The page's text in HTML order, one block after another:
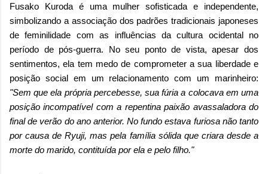
Fusako Kuroda é uma mulher sofisticada e independente,
simbolizando a associação dos padrões tradicionais japoneses
de feminilidade com as influências da cultura ocidental no
período de pós-guerra. No seu ponto de vista, apesar dos
sentimentos, ela tem medo de comprometer a sua liberdade e
posição social em um relacionamento com um marinheiro:
"Sem que ela própria percebesse, sua fúria a colocava em uma
posição incompatível com a repentina paixão avassaladora do
final de verão do ano anterior. No fundo estava furiosa não tanto
por causa de Ryuji, mas pela família sólida que criara desde a
morte do marido, contituída por ela e pelo filho."